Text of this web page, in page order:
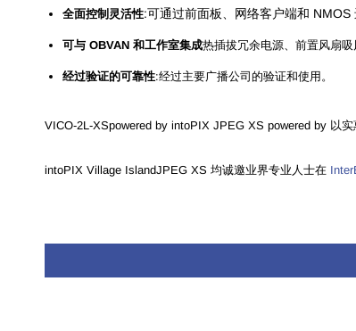
全面控制灵活性:可通过前面板、网络客户端和 NMOS
可与 OBVAN 和工作室集成热插拔冗余电源、前置风扇吸
经过验证的可靠性:经过主要广播公司的验证和使用。
VICO-2L-XSpowered by intoPIX JPEG XS powered by 以
intoPIX Village IslandJPEG XS 均诚邀业界专业人士在